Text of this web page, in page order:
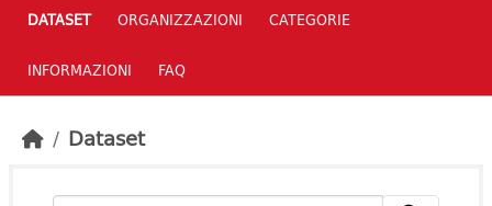
DATASET ORGANIZZAZIONI CATEGORIE
INFORMAZIONI FAQ
Dataset